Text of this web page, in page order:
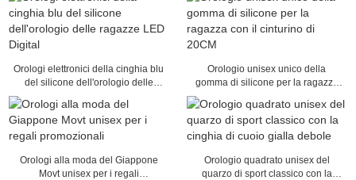
Orologi elettronici della cinghia blu
del silicone dell'orologio delle
Orologio unisex unico della
gomma di silicone per la ragazza
Orologi alla moda del Giappone
Movt unisex per i regali
Orologio quadrato unisex del
quarzo di sport classico con la